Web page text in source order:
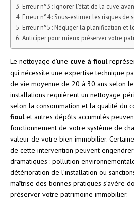
Erreur n°3 : Ignorer l’état de la cuve
Erreur n°4 : Sous-estimer les risques de
Erreur n°5 : Négliger la planification et
Anticiper pour mieux préserver votre
Le nettoyage d’une cuve à fioul
qui nécessite une expertise technique
de vie moyenne de 20 à 30 ans selon
installations requièrent un nettoyage
selon la consommation et la qualité du
fioulet autres dépôts accumulés
fonctionnement de votre système de
valeur de votre bien immobilier.
de cette intervention peuvent
dramatiques : pollution
détérioration de l’installation ou
maîtrise des bonnes pratiques s’avère
préserver votre patrimoine immobilier.